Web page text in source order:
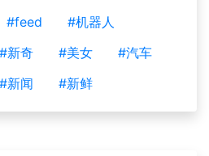
#feed
#机器人
#新奇 #美女
#汽车
#新闻 #新鲜